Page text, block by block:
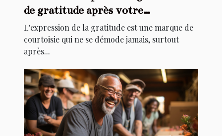
de gratitude après votre
anniversaire
L'expression de la gratitude est une marque de
courtoisie qui ne se démode jamais, surtout
après...